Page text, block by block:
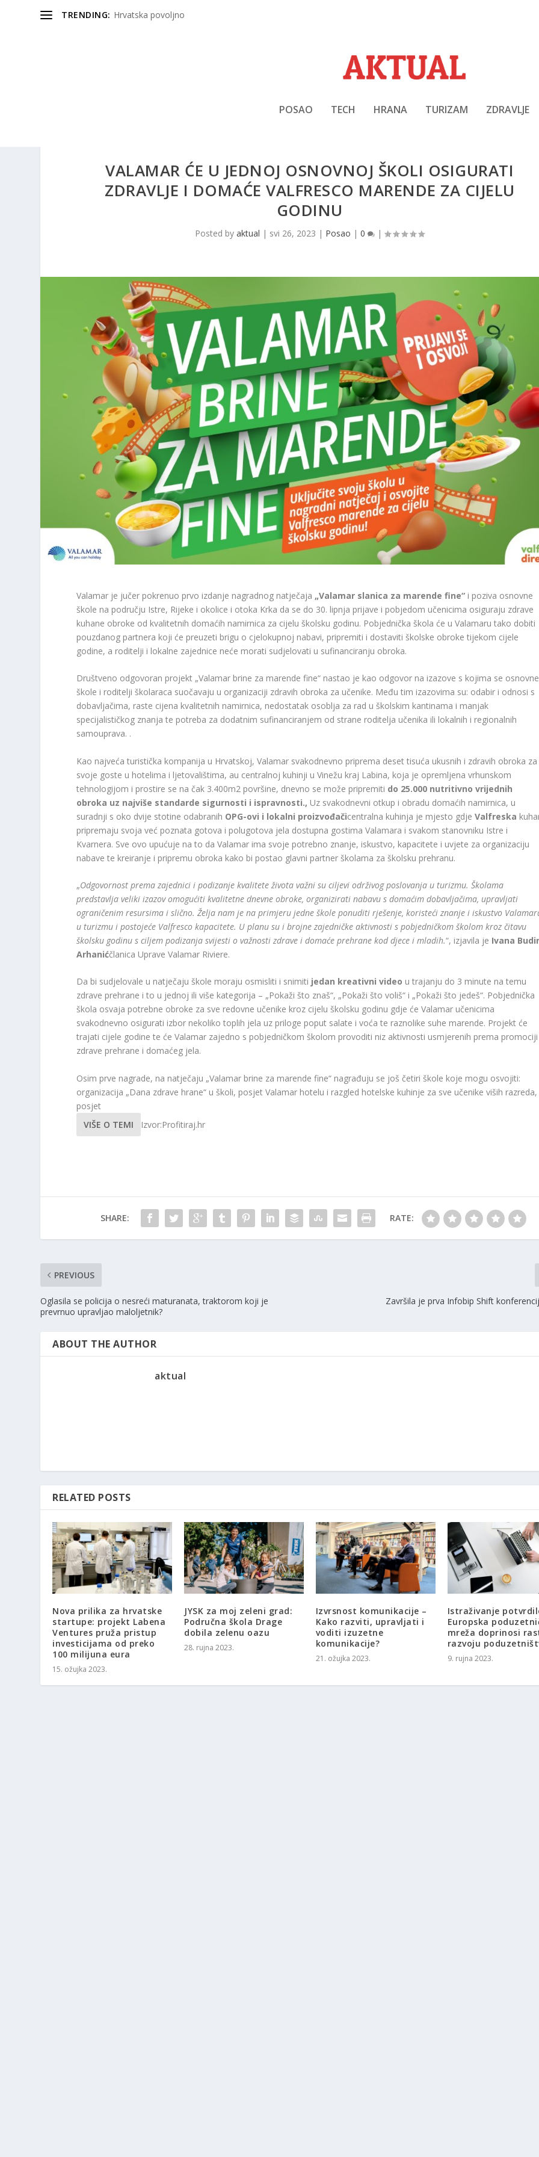
TRENDING: Hrvatska povoljno
POSAO TECH HRANA TURIZAM ZDRAVLJE
VALAMAR ĆE U JEDNOJ OSNOVNOJ ŠKOLI OSIGURATI
ZDRAVLJE I DOMAĆE VALFRESCO MARENDE ZA CIJELU
GODINU
Posted byaktual | svi 26, 2023 | Posao |0 |
Valamar je jučer pokrenuo prvo izdanje nagradnog natječaja „Valamar slanica za marende fine“ i poziva osnovne
škole na području Istre, Rijeke i okolice i otoka Krka da se do 30. lipnja prijave i pobjedom učenicima osiguraju zdrave
kuhane obroke od kvalitetnih domaćih namirnica za cijelu školsku godinu. Pobjednička škola će u Valamaru tako dobiti
pouzdanog partnera koji će preuzeti brigu o cjelokupnoj nabavi, pripremiti i dostaviti školske obroke tijekom cijele
godine, a roditelji i lokalne zajednice neće morati sudjelovati u sufinanciranju obroka.
Društveno odgovoran projekt „Valamar brine za marende fine“ nastao je kao odgovor na izazove s kojima se osnovne
škole i roditelji školaraca suočavaju u organizaciji zdravih obroka za učenike. Među tim izazovima su: odabir i odnosi s
dobavljačima, raste cijena kvalitetnih namirnica, nedostatak osoblja za rad u školskim kantinama i manjak
specijalističkog znanja te potreba za dodatnim sufinanciranjem od strane roditelja učenika ili lokalnih i regionalnih
samouprava. .
Kao najveća turistička kompanija u Hrvatskoj, Valamar svakodnevno priprema deset tisuća ukusnih i zdravih obroka za
svoje goste u hotelima i ljetovalištima, au centralnoj kuhinji u Vinežu kraj Labina, koja je opremljena vrhunskom
tehnologijom i prostire se na čak 3.400m2 površine, dnevno se može pripremiti do 25.000 nutritivno vrijednih
obroka uz najviše standarde sigurnosti i ispravnosti., Uz svakodnevni otkup i obradu domaćih namirnica, u
suradnji s oko dvije stotine odabranih OPG-ovi i lokalni proizvođačicentralna kuhinja je mjesto gdjeValfreska
pripremaju svoja već poznata gotova i polugotova jela dostupna gostima Valamara i svakom stanovniku Istre i
Kvarnera. Sve ovo upućuje na to da Valamar ima svoje potrebno znanje, iskustvo, kapacitete i uvjete za organizaciju
nabave te kreiranje i pripremu obroka kako bi postao glavni partner školama za školsku prehranu.
„Odgovornost prema zajednici i podizanje kvalitete života važni su ciljevi održivog poslovanja u turizmu. Školama
predstavlja veliki izazov omogućiti kvalitetne dnevne obroke, organizirati nabavu s domaćim dobavljačima, upravljati
ograničenim resursima i slično. Želja nam je na primjeru jedne škole ponuditi rješenje, koristeći znanje i iskustvo
u turizmu i postojeće Valfresco kapacitete. U planu su i brojne zajedničke aktivnosti s pobjedničkom školom kroz čitavu
školsku godinu s ciljem podizanja svijesti o važnosti zdrave i domaće prehrane kod djece i mladih.“, izjavila je Ivana
Arhanićčlanica Uprave Valamar Riviere.
Da bi sudjelovale u natječaju škole moraju osmisliti i snimiti jedan kreativni video u trajanju do 3 minute na temu
zdrave prehrane i to u jednoj ili više kategorija – „Pokaži što znaš“, „Pokaži što voliš“ i „Pokaži što jedeš“. Pobjednička
škola osvaja potrebne obroke za sve redovne učenike kroz cijelu školsku godinu gdje će Valamar učenicima
svakodnevno osigurati izbor nekoliko toplih jela uz priloge poput salate i voća te raznolike suhe marende. Projekt će
trajati cijele godine te će Valamar zajedno s pobjedničkom školom provoditi niz aktivnosti usmjerenih prema promociji
zdrave prehrane i domaćeg jela.
Osim prve nagrade, na natječaju „Valamar brine za marende fine“ nagrađuju se još četiri škole koje mogu osvojiti:
organizacija „Dana zdrave hrane“ u školi, posjet Valamar hotelu i razgled hotelske kuhinje za sve učenike viših razreda,
posjet
VIŠE O TEMI
Izvor:Profitiraj.hr
SHARE: RATE:
PREVIOUS
Oglasila se policija o nesreći maturanata, traktorom koji je
prevrnuo upravljao maloljetnik?
Završila je prva Infobip Shift
ABOUT THE AUTHOR
aktual
RELATED POSTS
Nova prilika za hrvatske
startupe: projekt Labena
Ventures pruža pristup
investicijama od preko
100 milijuna eura
15. ožujka 2023.
JYSK za moj zeleni grad:
Područna škola Drage
dobila zelenu oazu
28. rujna 2023.
Izvrsnost komunikacije –
Kako razviti, upravljati i
voditi izuzetne
komunikacije?
21. ožujka 2023.
Istraživanje
Europska
mreža doprinosi
razvoju
9. rujna 2023.